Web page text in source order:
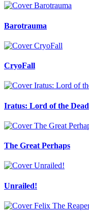
Barotrauma
CryoFall
Iratus: Lord of the Dead
The Great Perhaps
Unrailed!